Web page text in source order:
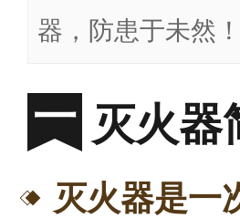
器，防患于未然！
灭火器
灭火器是一